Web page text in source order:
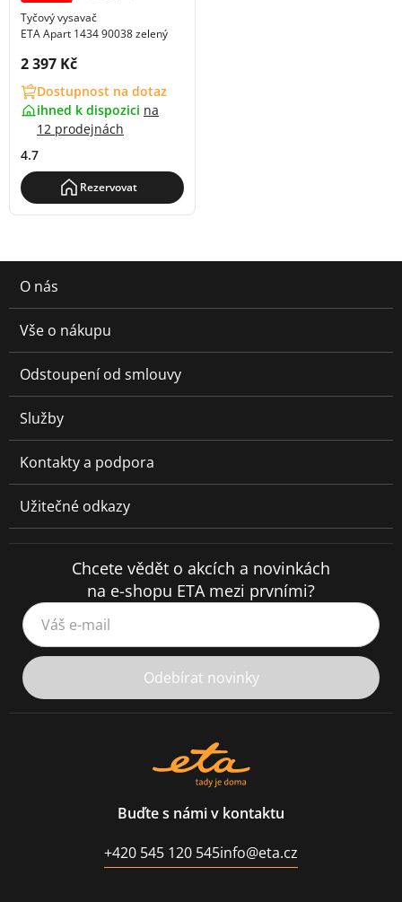
Tyčový vysavač
ETA Apart 1434 90038 zelený
Cena s DPH:
2 397 Kč
Dostupnost na dotaz
ihned k dispozici na
12 prodejnách
4.7
Rezervovat
O nás
Vše o nákupu
Odstoupení od smlouvy
Služby
Kontakty a podpora
Užitečné odkazy
Chcete vědět o akcích a novinkách
na e-shopu ETA mezi prvními?
Váš e-mail
Odebírat novinky
Buďte s námi v kontaktu
+420 545 120 545info@eta.cz